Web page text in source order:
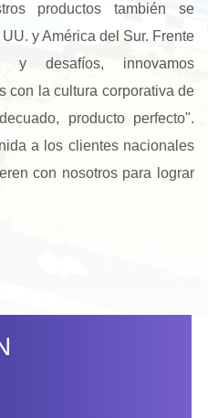
productos también se
y América del Sur. Frente
y desafíos, innovamos
con la cultura corporativa de
producto perfecto".
a los clientes nacionales
con nosotros para lograr